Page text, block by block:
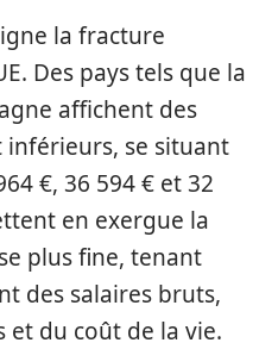
la fracture
Des pays tels que la
affichent des
inférieurs, se situant
€, 36 594 € et 32
en exergue la
plus fine, tenant
des salaires bruts,
et du coût de la vie.